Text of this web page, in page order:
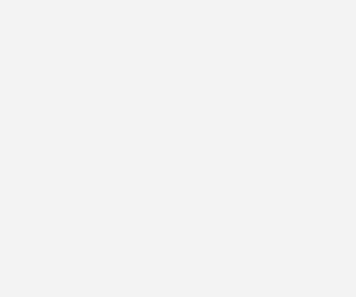
eindrehen und kontern (2 min),
(1 min).
für eine einzelne Rohrschelle fällt
der Leiter und das Bohren natürlich
Zusägen der Schiene kommt hinzu (3 min) und
Decke mit zwei Dübeln befestigt (3 min).
wird das Schnellmontagesystem Stex 35 von
System ist eine halbe Minute Montagezeit
Bei konventionellen Befestigungen ist in